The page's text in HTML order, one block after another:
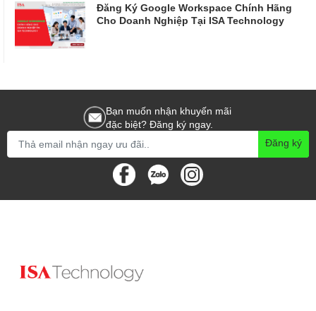
Đăng Ký Google Workspace Chính Hãng
Cho Doanh Nghiệp Tại ISA Technology
Bạn muốn nhận khuyến mãi
đặc biệt? Đăng ký ngay.
Đăng ký